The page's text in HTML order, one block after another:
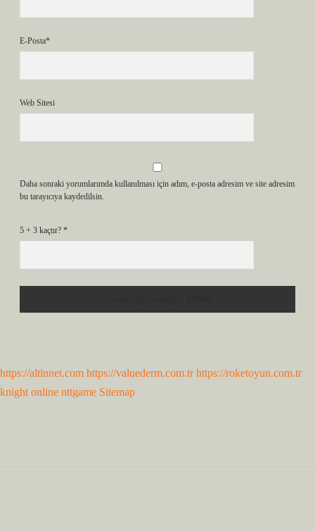
E-Posta*
Web Sitesi
Daha sonraki yorumlarımda kullanılması için adım, e-posta adresim ve site adresim
bu tarayıcıya kaydedilsin.
5 + 3 kaçtır? *
https://altinnet.com https://valuederm.com.tr https://roketoyun.com.tr
knight online nttgame Sitemap